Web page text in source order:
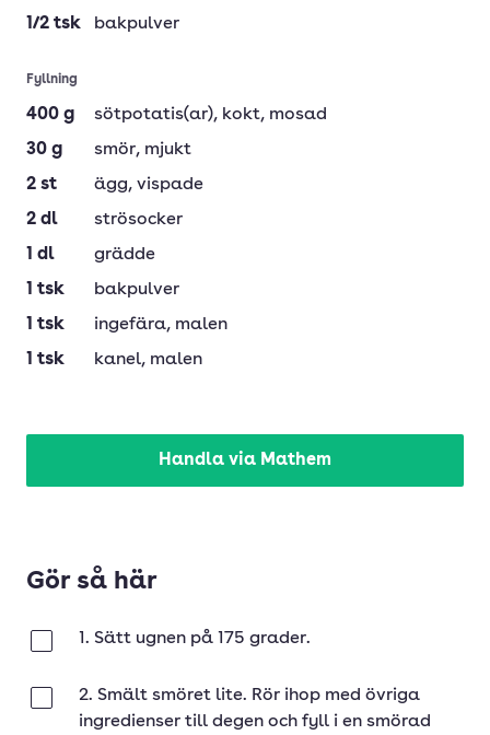
1/2 tsk bakpulver
Fyllning
400 g sötpotatis(ar), kokt, mosad
30 g smör, mjukt
2 st ägg, vispade
2 dl
strösocker
1 dl
grädde
1 tsk
bakpulver
1 tsk ingefära, malen
1 tsk kanel, malen
Handla via Mathem
Gör så här
1. Sätt ugnen på 175 grader.
2. Smält smöret lite. Rör ihop med övriga
ingredienser till degen och fyll i en smörad